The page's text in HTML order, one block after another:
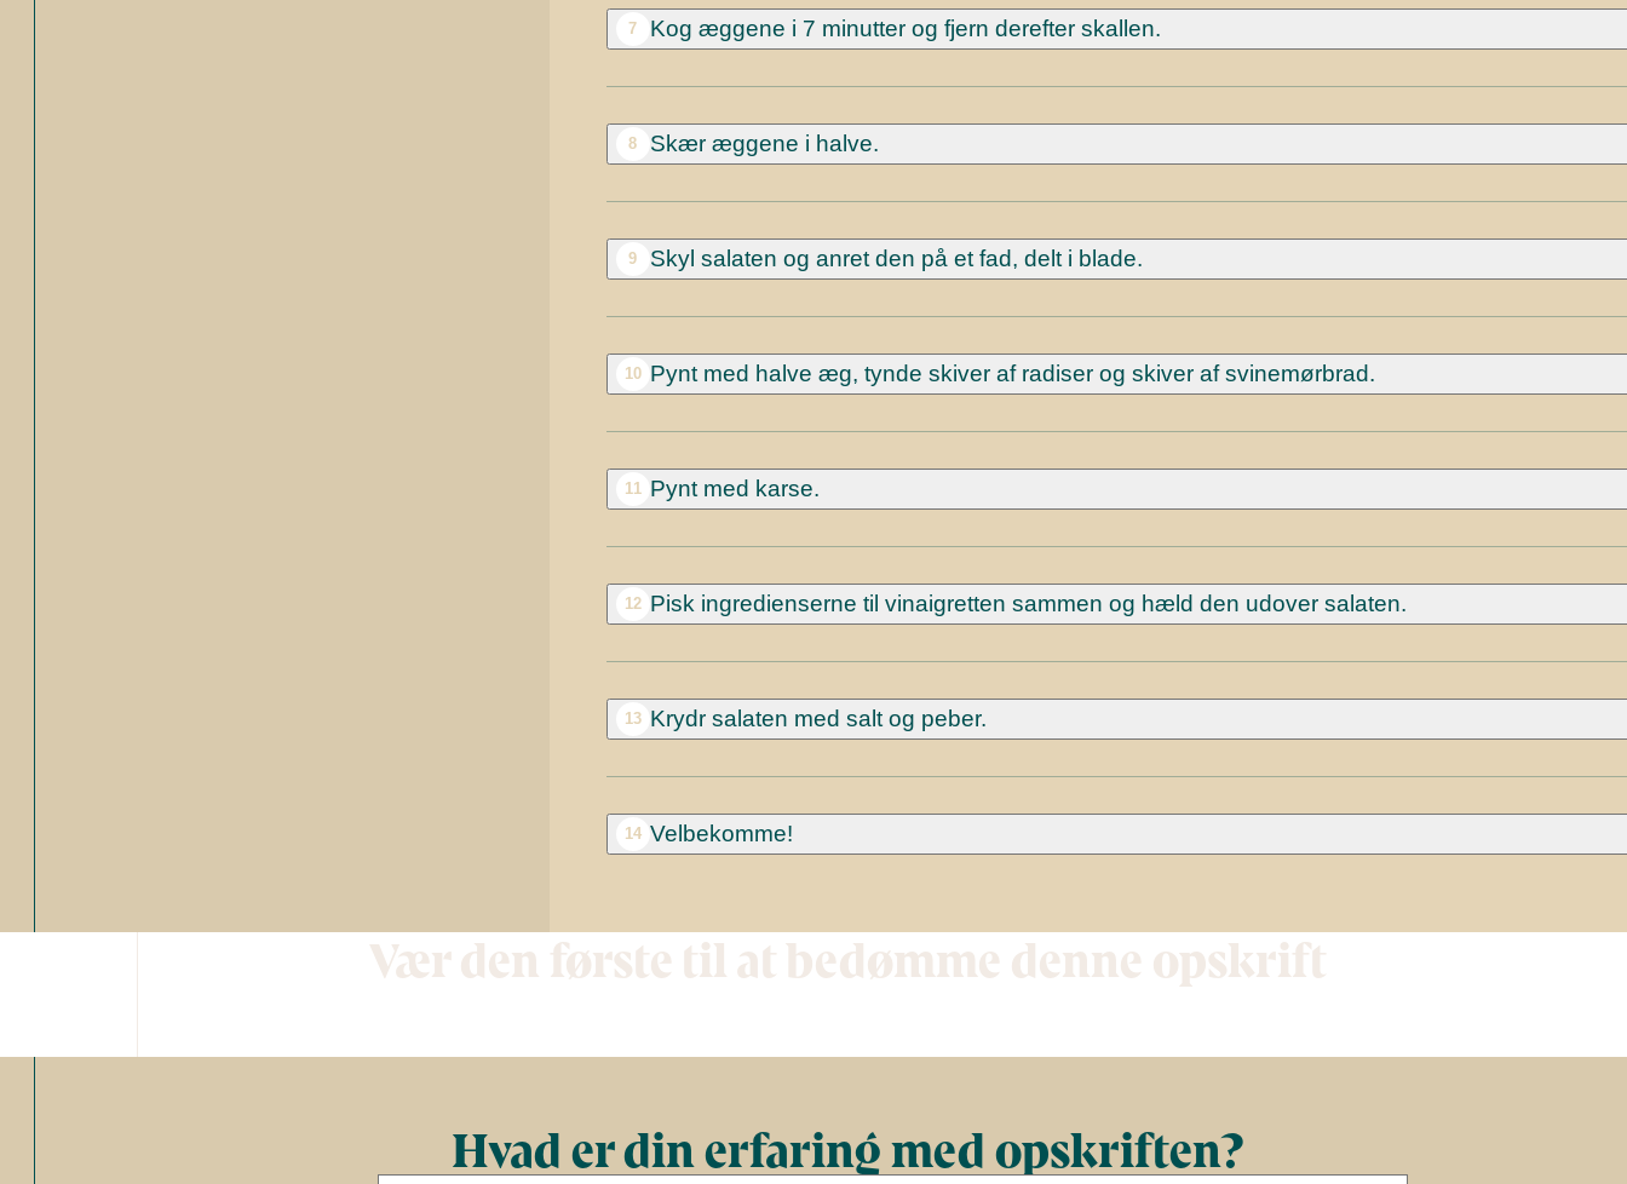
7 Kog æggene i 7 minutter og fjern derefter skallen.
8 Skær æggene i halve.
9 Skyl salaten og anret den på et fad, delt i blade.
10 Pynt med halve æg, tynde skiver af radiser og skiver af svinemørbrad.
11 Pynt med karse.
12 Pisk ingredienserne til vinaigretten sammen og hæld den udover salaten.
13 Krydr salaten med salt og peber.
14 Velbekomme!
Vær den første til at bedømme denne opskrift
Hvad er din erfaring med opskriften?